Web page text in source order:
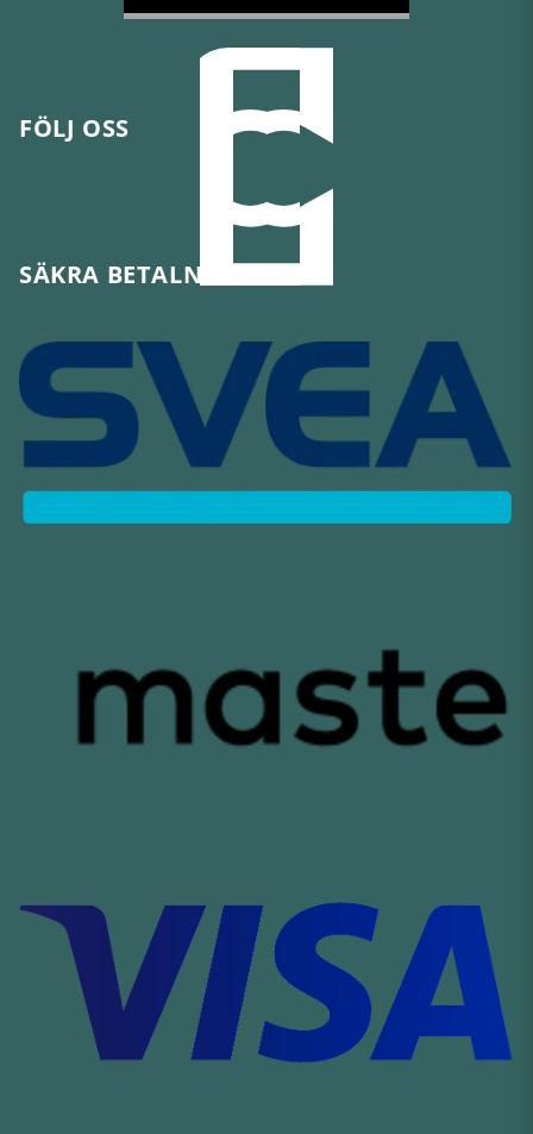
FÖLJ OSS
SÄKRA BETALNINGAR